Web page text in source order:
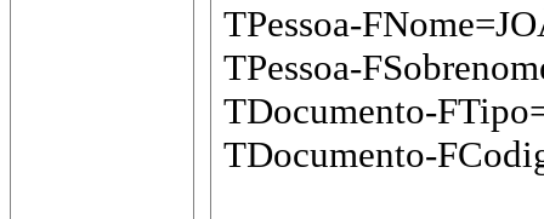
TPessoa-
TPessoa-
TDocumento-
TDocumento-